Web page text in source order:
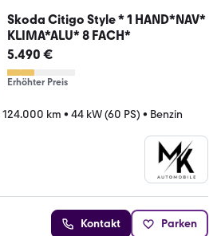
Skoda Citigo Style * 1 HAND*NAV*
KLIMA*ALU* 8 FACH*
5.490 €
Erhöhter Preis
124.000 km • 44 kW (60 PS) • Benzin
Kontakt Parken